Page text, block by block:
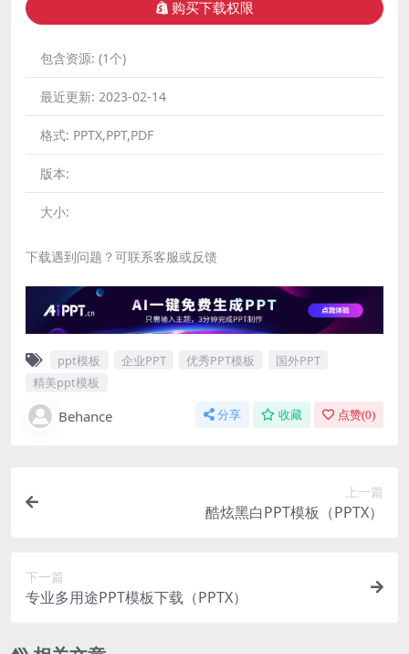
购买下载权限
包含资源: (1个)
最近更新: 2023-02-14
格式: PPTX,PPT,PDF
版本:
大小:
下载遇到问题？可联系客服或反馈
ppt模板 企业PPT 优秀PPT模板
国外PPT
精美ppt模板
Behance 分享 收藏 点赞(0)
上一篇
酷炫黑白PPT模板（PPTX）
下一篇
专业多用途PPT模板下载（PPTX）